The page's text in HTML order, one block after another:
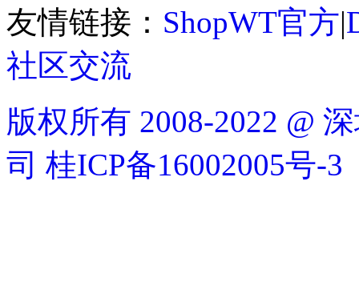
友情链接： ShopWT官方|
社区交流
版权所有 2008-2022 @
司 桂ICP备16002005号-3